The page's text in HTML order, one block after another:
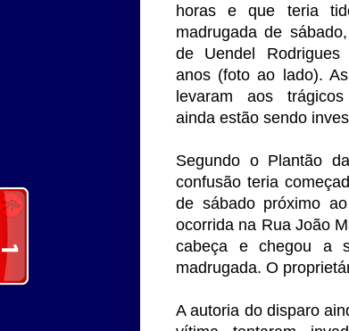
horas e que teria
madrugada de
de Uendel
anos (foto ao lado).
levaram aos trágicos
ainda estão sendo
Segundo o Plantão
confusão teria
de sábado próximo
ocorrida na Rua João
cabeça e chegou a
madrugada. O
A autoria do disparo